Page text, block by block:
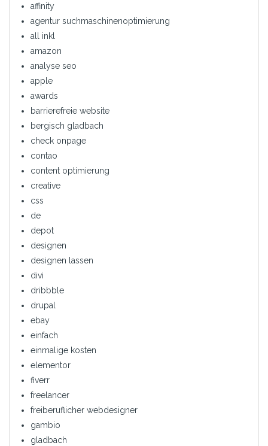
affinity
agentur suchmaschinenoptimierung
all inkl
amazon
analyse seo
apple
awards
barrierefreie website
bergisch gladbach
check onpage
contao
content optimierung
creative
css
de
depot
designen
designen lassen
divi
dribbble
drupal
ebay
einfach
einmalige kosten
elementor
fiverr
freelancer
freiberuflicher webdesigner
gambio
gladbach